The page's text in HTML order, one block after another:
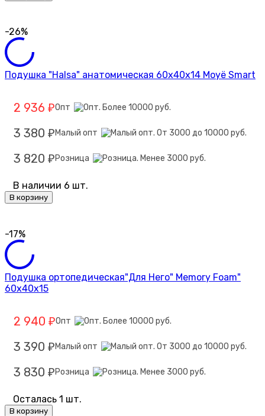
-26%
Подушка "Halsa" анатомическая 60х40х14 Moyё Smart
2 936 ₽Опт
3 380 ₽ Малый опт
3 820 ₽ Розница
В наличии 6 шт.
В корзину
-17%
Подушка ортопедическая"Для Него" Memory Foam"
60х40х15
2 940 ₽Опт
3 390 ₽ Малый опт
3 830 ₽ Розница
Осталась 1 шт.
В корзину